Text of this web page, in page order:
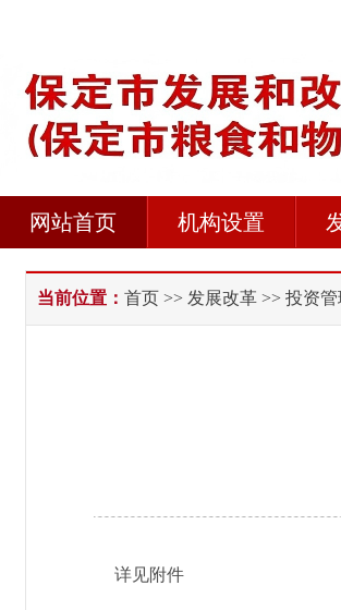
网站首页 机构设置
当前位置： 首页 >> 发展改革 >> 投资管
详见附件